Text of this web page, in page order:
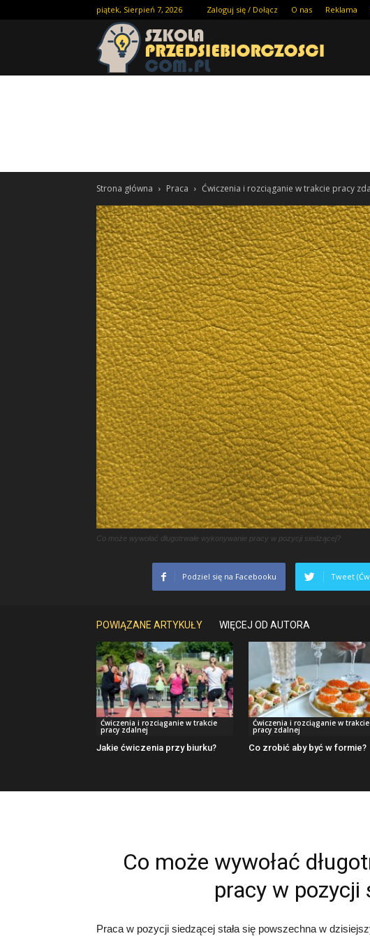
piątek, Sierpień 7, 2026 Zaloguj się / Dołącz O nas Reklama
Strona główna Praca Ćwiczenia i rozciąganie w trakcie pracy
Co może wywołać długotrwałe wykonywanie pracy w pozycji siedzącej?
Podziel się na Facebooku Tweet
POWIĄZANE ARTYKUŁY WIĘCEJ OD AUTORA
Ćwiczenia i rozciąganie w trakcie
pracy zdalnej
Jakie ćwiczenia przy biurku?
Ćwiczenia i rozciąganie w trakcie
pracy zdalnej
Co zrobić aby być w formie?
Co może wywołać
pracy w pozycji
Praca w pozycji siedzącej stała się powszechna w